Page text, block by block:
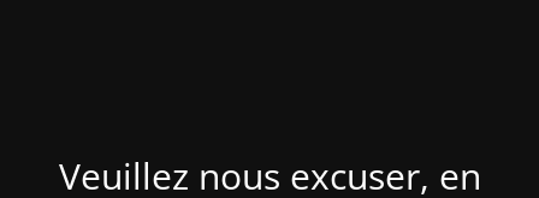
Veuillez nous excuser, en